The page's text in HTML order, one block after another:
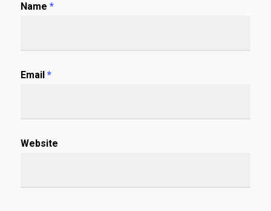
Name *
Email *
Website